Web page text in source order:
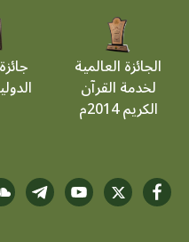
الجائزة العالمية
لخدمة القرآن
الكريم 2014م
الدولية